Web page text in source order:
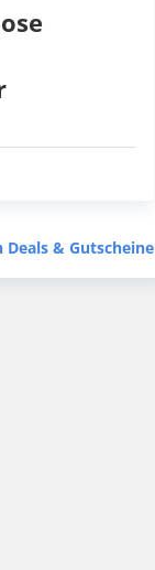
& Gutscheine